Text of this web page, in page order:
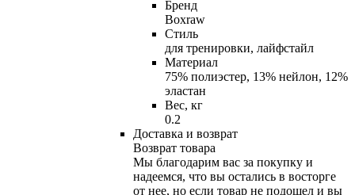
Бренд
Boxraw
Стиль
для тренировки, лайфстайл
Материал
75% полиэстер, 13% нейлон, 12%
эластан
Вес, кг
0.2
Доставка и возврат
Возврат товара
Мы благодарим вас за покупку и
надеемся, что вы остались в восторге
от нее, но если товар не подошел и вы